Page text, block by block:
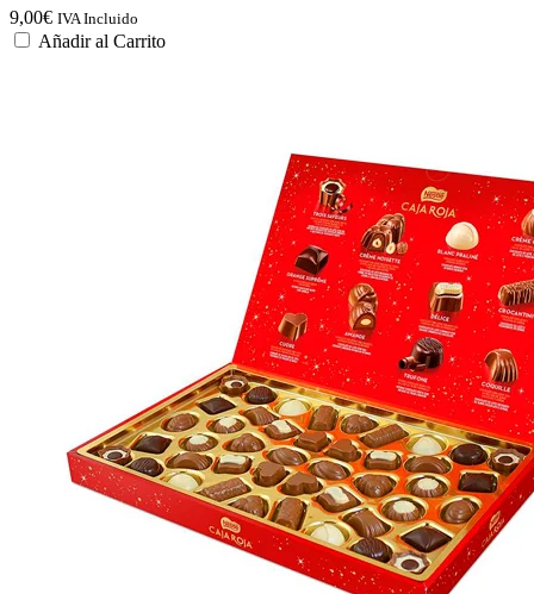
9,00€ IVA Incluido
Añadir al Carrito